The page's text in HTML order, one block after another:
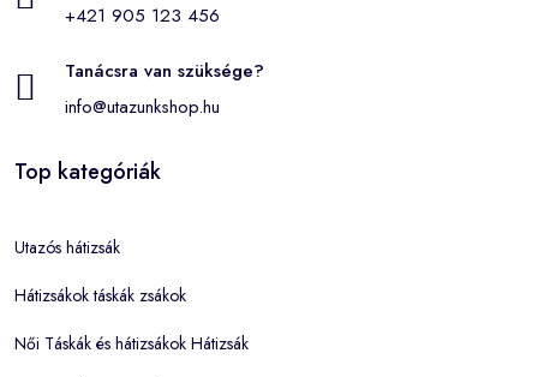
+421 905 123 456
Tanácsra van szüksége?
info@utazunkshop.hu
Top kategóriák
Utazós hátizsák
Hátizsákok táskák zsákok
Női Táskák és hátizsákok Hátizsák